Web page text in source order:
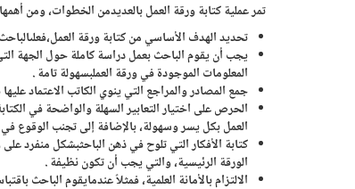
تمر عملية كتابة ورقة العمل بالعديدمن الخطوات، ومن
تحديد الهدف الأساسي من كتابة ورقة
يجب أن يقوم الباحث بعمل دراسة كاملة حول الجهة
المعلومات الموجودة في ورقة العملبسهولة تامة .
جمع المصادر والمراجع التي ينوي الكاتب الاعتماد
الحرص على اختيار التعابير السهلة والواضحة في
العمل بكل يسر وسهولة، بالإضافة إلى تجنب الوقوع في
كتابة الأفكار التي تلوح في ذهن الباحثبشكل منفرد
الورقة الرئيسية، والتي يجب أن تكون نظيفة .
الالتزام بالأمانة العلمية، فمثلاً عندمايقوم الباحث